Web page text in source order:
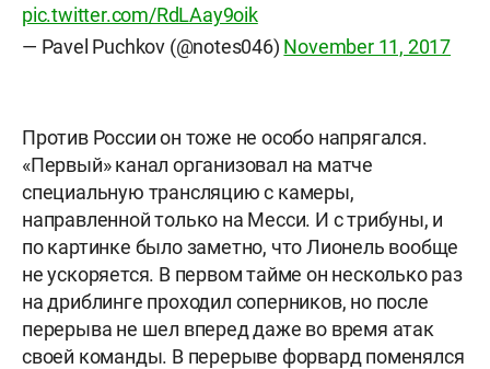
pic.twitter.com/RdLAay9oik
— Pavel Puchkov (@notes046) November 11, 2017
Против России он тоже не особо напрягался.
«Первый» канал организовал на матче
специальную трансляцию с камеры,
направленной только на Месси. И с трибуны, и
по картинке было заметно, что Лионель вообще
не ускоряется. В первом тайме он несколько раз
на дриблинге проходил соперников, но после
перерыва не шел вперед даже во время атак
своей команды. В перерыве форвард поменялся